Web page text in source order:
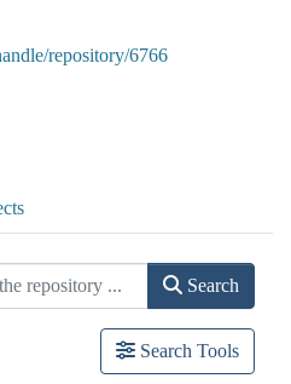
repository/6766
Search
Search Tools